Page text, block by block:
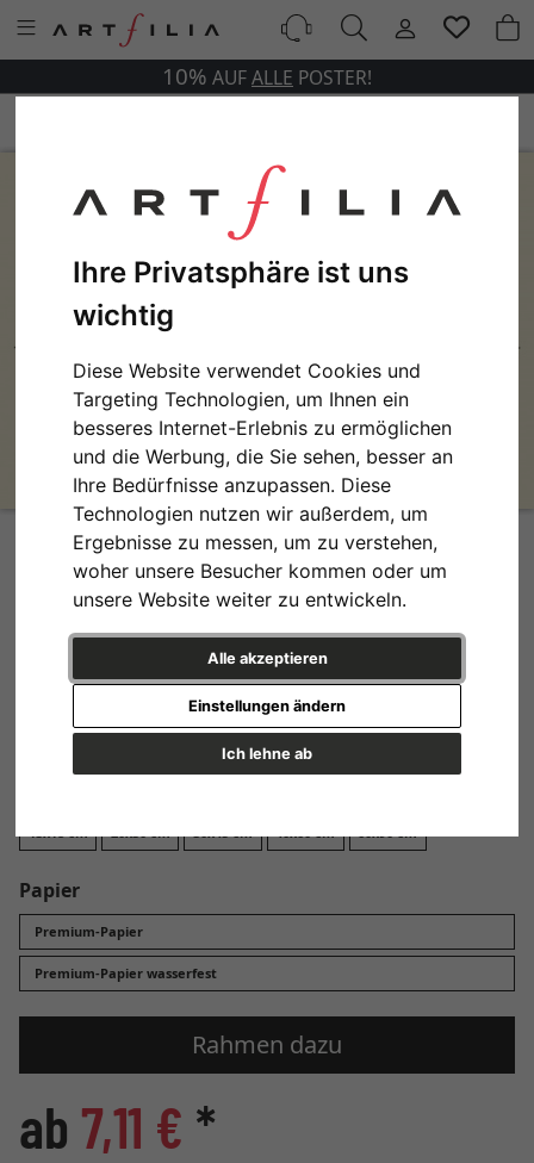
Ihre Privatsphäre ist uns
wichtig
Diese Website verwendet Cookies und
Targeting Technologien, um Ihnen ein
besseres Internet-Erlebnis zu ermöglichen
und die Werbung, die Sie sehen, besser an
Ihre Bedürfnisse anzupassen. Diese
Technologien nutzen wir außerdem, um
Ergebnisse zu messen, um zu verstehen,
woher unsere Besucher kommen oder um
unsere Website weiter zu entwickeln.
Alle akzeptieren
Ich lehne ab
Einstellungen ändern
10% AUFALLE POSTER!
Birds on a Line No. 3
Design
13x18 cm 20x30 cm 30x45 cm 40x60 cm 60x90 cm
Papier
Premium-Papier
Premium-Papier wasserfest
Rahmen dazu
ab 7,11 € *